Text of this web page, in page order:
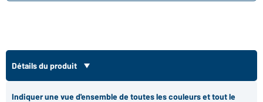
Détails du produit
Indiquer une vue d'ensemble de toutes les couleurs et tout le